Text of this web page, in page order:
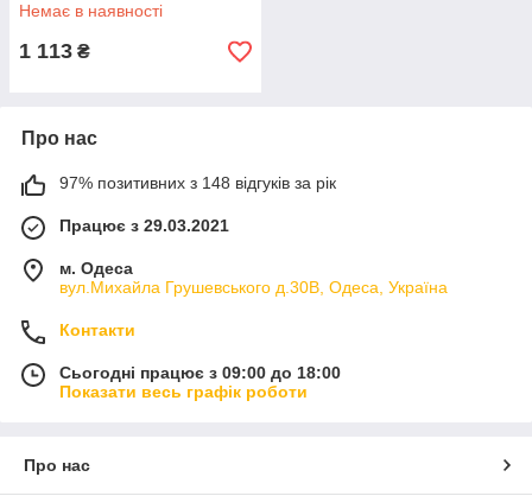
Немає в наявності
1 113 ₴
Про нас
97% позитивних з 148 відгуків за рік
Працює з 29.03.2021
м. Одеса
вул.Михайла Грушевського д.30В, Одеса, Україна
Контакти
Сьогодні працює з 09:00 до 18:00
Показати весь графік роботи
Про нас